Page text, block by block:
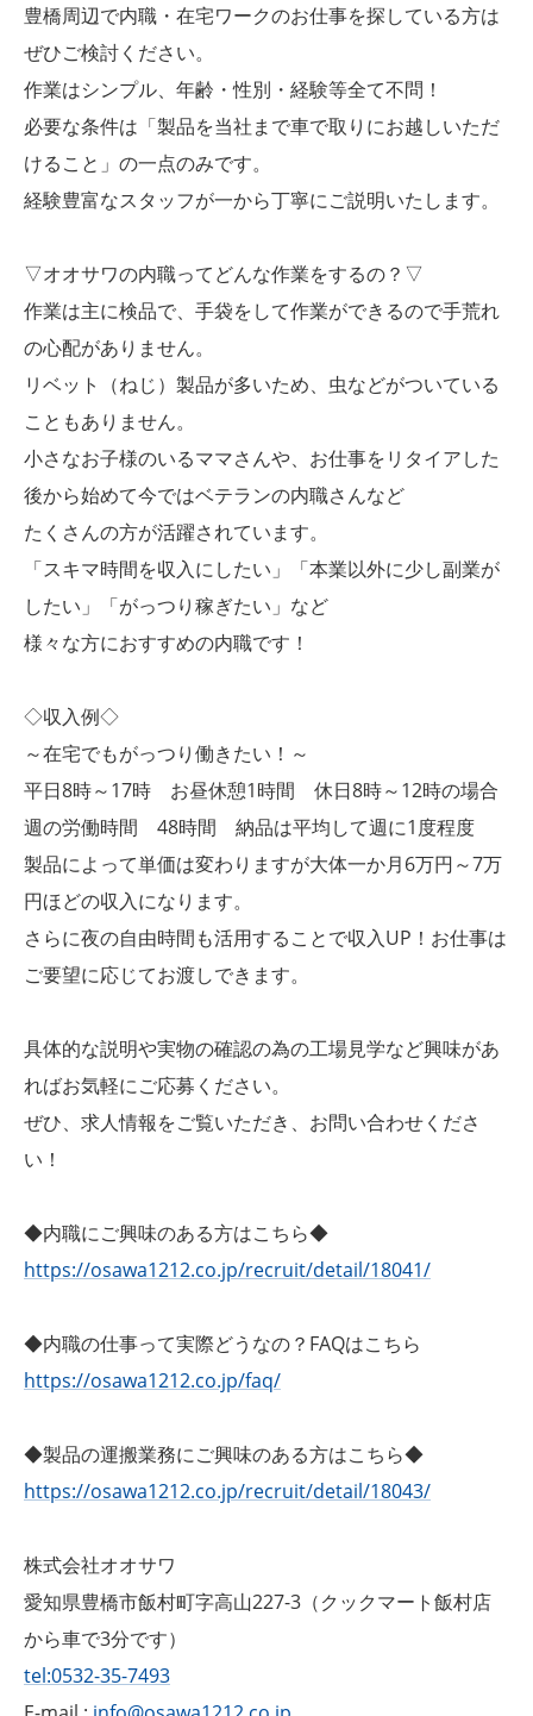
豊橋周辺で内職・在宅ワークのお仕事を探している方は
ぜひご検討ください。
作業はシンプル、年齢・性別・経験等全て不問！
必要な条件は「製品を当社まで車で取りにお越しいただ
けること」の一点のみです。
経験豊富なスタッフが一から丁寧にご説明いたします。
▽オオサワの内職ってどんな作業をするの？▽
作業は主に検品で、手袋をして作業ができるので手荒れ
の心配がありません。
リベット（ねじ）製品が多いため、虫などがついている
こともありません。
小さなお子様のいるママさんや、お仕事をリタイアした
後から始めて今ではベテランの内職さんなど
たくさんの方が活躍されています。
「スキマ時間を収入にしたい」「本業以外に少し副業が
したい」「がっつり稼ぎたい」など
様々な方におすすめの内職です！
◇収入例◇
～在宅でもがっつり働きたい！～
平日8時～17時 お昼休憩1時間 休日8時～12時の場合
週の労働時間 48時間 納品は平均して週に1度程度
製品によって単価は変わりますが大体一か月6万円～7万
円ほどの収入になります。
さらに夜の自由時間も活用することで収入UP！お仕事は
ご要望に応じてお渡しできます。
具体的な説明や実物の確認の為の工場見学など興味があ
ればお気軽にご応募ください。
ぜひ、求人情報をご覧いただき、お問い合わせくださ
い！
◆内職にご興味のある方はこちら◆
https://osawa1212.co.jp/recruit/detail/18041/
◆内職の仕事って実際どうなの？FAQはこちら
https://osawa1212.co.jp/faq/
◆製品の運搬業務にご興味のある方はこちら◆
https://osawa1212.co.jp/recruit/detail/18043/
株式会社オオサワ
愛知県豊橋市飯村町字高山227-3（クックマート飯村店
から車で3分です）
tel:0532-35-7493